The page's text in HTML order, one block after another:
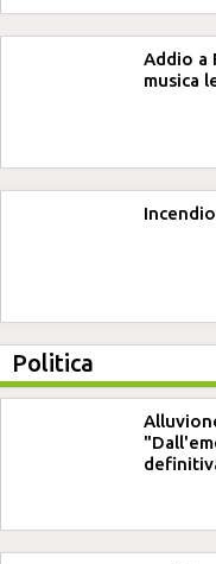
Addio a
musica
Politica